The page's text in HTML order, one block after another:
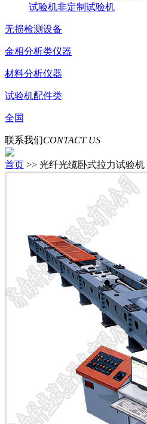
试验机非定制试验机
无损检测设备
金相分析类仪器
材料分析仪器
试验机配件类
全国
联系我们CONTACT US
首页 >> 光纤光缆卧式拉力试验机